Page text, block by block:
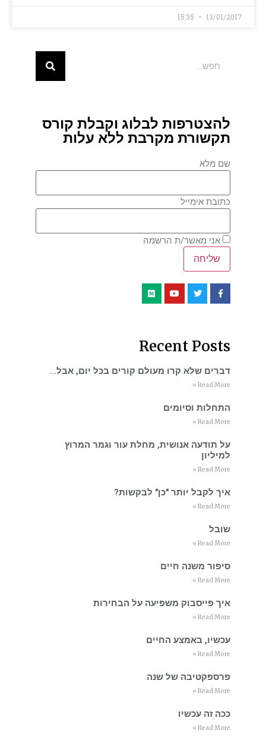
13/01/2017
להצטרפות לבלוג וקבלת קורס
תקשורת מקרבת ללא עלות
שם מלא
כתובת אימייל
אני מאשר/ת הרשמה
Recent Posts
דברים שלא קרו מעולם קורים בכל יום, אבל…
Read More »
התחלות וסיומים
Read More »
על תודעה אנושית, מחלת עור וגמר המרוץ
למיליון
Read More »
איך לקבל יותר "כן" לבקשות?
Read More »
שובל
Read More »
סיפור משנה חיים
Read More »
איך פייסבוק משפיעה על הבחירות
Read More »
עכשיו, באמצע החיים
Read More »
פרספקטיבה של שנה
Read More »
ככה זה עכשיו
Read More »